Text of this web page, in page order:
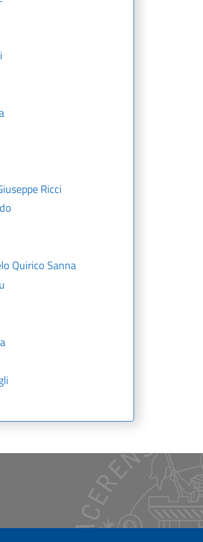
Ricci
Quirico Sanna